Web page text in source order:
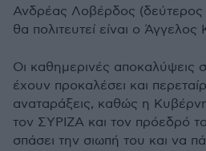
Ανδρέας Λοβέρδος
θα πολιτευτεί είναι ο Άγγελος
Οι καθημερινές αποκαλύψεις
έχουν προκαλέσει και
αναταράξεις, καθώς η
τον ΣΥΡΙΖΑ και τον πρόεδρό
σπάσει την σιωπή του και να